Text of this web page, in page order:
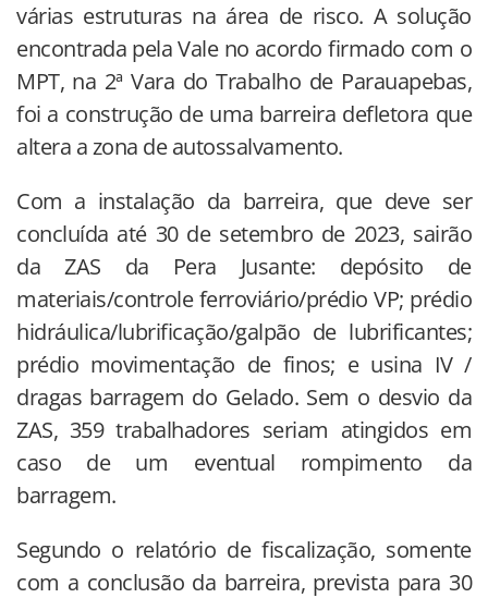
várias estruturas na área de risco. A solução
encontrada pela Vale no acordo firmado com o
MPT, na 2ª Vara do Trabalho de Parauapebas,
foi a construção de uma barreira defletora que
altera a zona de autossalvamento.
Com a instalação da barreira, que deve ser
concluída até 30 de setembro de 2023, sairão
da ZAS da Pera Jusante: depósito de
materiais/controle ferroviário/prédio VP; prédio
hidráulica/lubrificação/galpão de lubrificantes;
prédio movimentação de finos; e usina IV /
dragas barragem do Gelado. Sem o desvio da
ZAS, 359 trabalhadores seriam atingidos em
caso de um eventual rompimento da
barragem.
Segundo o relatório de fiscalização, somente
com a conclusão da barreira, prevista para 30